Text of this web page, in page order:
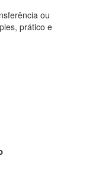
ou
prático e